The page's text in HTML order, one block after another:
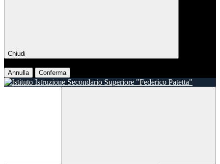
Chiudi
Annulla Conferma